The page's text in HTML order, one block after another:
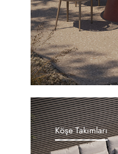
Köşe Takımları